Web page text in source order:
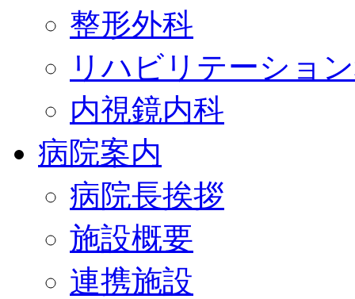
整形外科
リハビリテーショ
内視鏡内科
病院案内
病院長挨拶
施設概要
連携施設